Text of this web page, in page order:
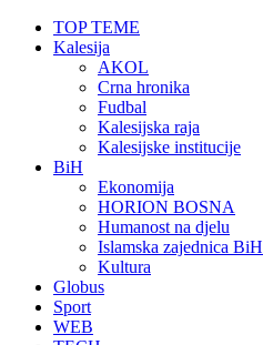
TOP TEME
Kalesija
AKOL
Crna hronika
Fudbal
Kalesijska raja
Kalesijske institucije
BiH
Ekonomija
HORION BOSNA
Humanost na djelu
Islamska zajednica BiH
Kultura
Globus
Sport
WEB